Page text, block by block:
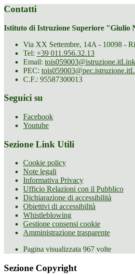
Contatti
Istituto di Istruzione Superiore "Giulio
Via XX Settembre, 14A - 10098 -
Tel: +39 011.956.32.13
Email: tois059003@istruzione.it
PEC: tois059003@pec.istruzione.it
C.F.: 95587300013
Seguici su
Facebook
Youtube
Sezione Link Utili
Cookie policy
Note legali
Informativa Privacy
Ufficio Relazioni con il Pubblico
Dichiarazione di accessibilità
Obiettivi di accessibilità
Whistleblowing
Gestione consensi cookie
Amministrazione trasparente
Pagina visualizzata 967 volte
Sezione Copyright